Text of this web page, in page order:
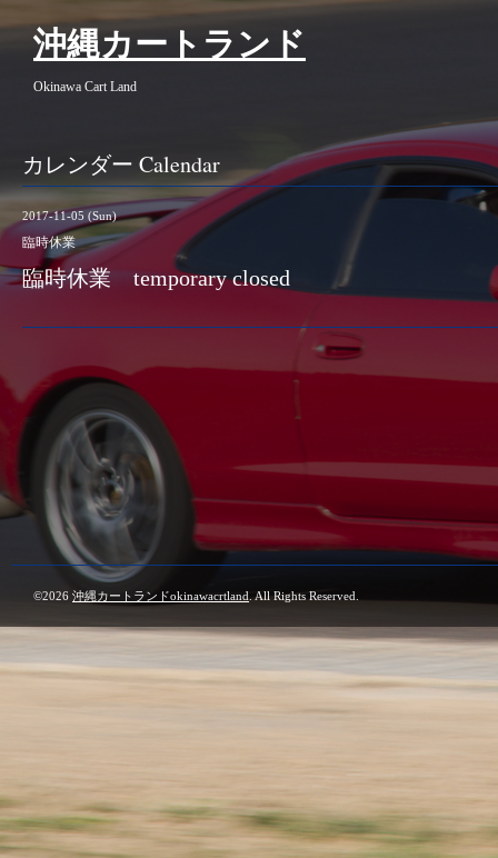
沖縄カートランド
Okinawa Cart Land
カレンダー Calendar
2017-11-05 (Sun)
臨時休業
臨時休業 temporary closed
©2026 沖縄カートランドokinawacrtland . All Rights Reserved.